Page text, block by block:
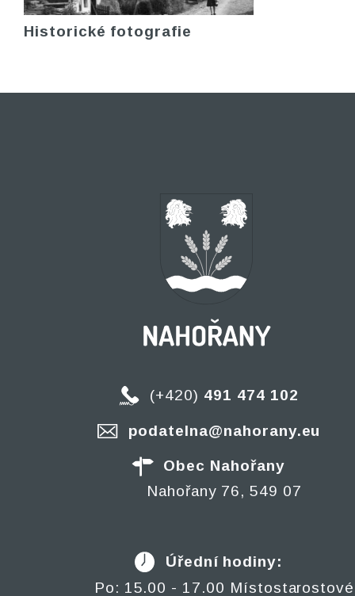
Historické fotografie
(+420) 491 474 102
podatelna@nahorany.eu
Obec Nahořany
Nahořany 76, 549 07
Úřední hodiny:
Po: 15.00 - 17.00 Místostarostové